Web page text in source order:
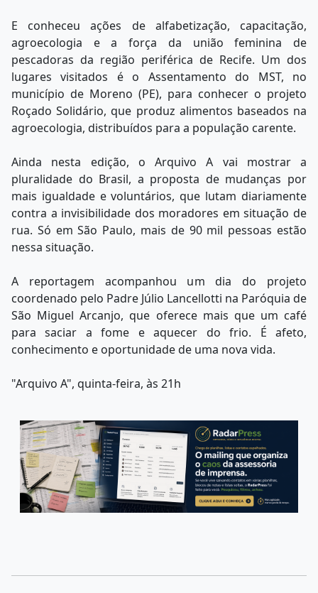
E conheceu ações de alfabetização, capacitação,
agroecologia e a força da união feminina de
pescadoras da região periférica de Recife. Um dos
lugares visitados é o Assentamento do MST, no
município de Moreno (PE), para conhecer o projeto
Roçado Solidário, que produz alimentos baseados na
agroecologia, distribuídos para a população carente.
Ainda nesta edição, o Arquivo A vai mostrar a
pluralidade do Brasil, a proposta de mudanças por
mais igualdade e voluntários, que lutam diariamente
contra a invisibilidade dos moradores em situação de
rua. Só em São Paulo, mais de 90 mil pessoas estão
nessa situação.
A reportagem acompanhou um dia do projeto
coordenado pelo Padre Júlio Lancellotti na Paróquia de
São Miguel Arcanjo, que oferece mais que um café
para saciar a fome e aquecer do frio. É afeto,
conhecimento e oportunidade de uma nova vida.
"Arquivo A", quinta-feira, às 21h